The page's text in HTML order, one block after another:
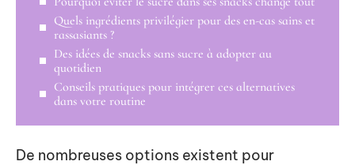
Quels ingrédients privilégier pour des en-cas sains et
rassasiants ?
Des idées de snacks sans sucre à adopter au
quotidien
Conseils pratiques pour intégrer ces alternatives
dans votre routine
De nombreuses options existent pour